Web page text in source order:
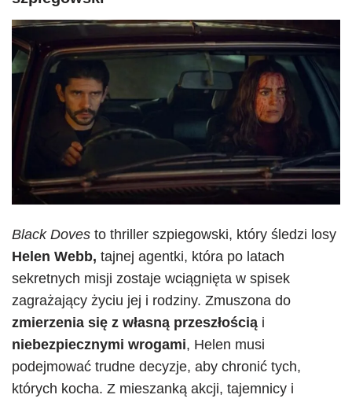
Black Doves to thriller szpiegowski, który śledzi losy
Helen Webb, tajnej agentki, która po latach
sekretnych misji zostaje wciągnięta w spisek
zagrażający życiu jej i rodziny. Zmuszona do
zmierzenia się z własną przeszłością i
niebezpiecznymi wrogami, Helen musi
podejmować trudne decyzje, aby chronić tych,
których kocha. Z mieszanką akcji, tajemnicy i